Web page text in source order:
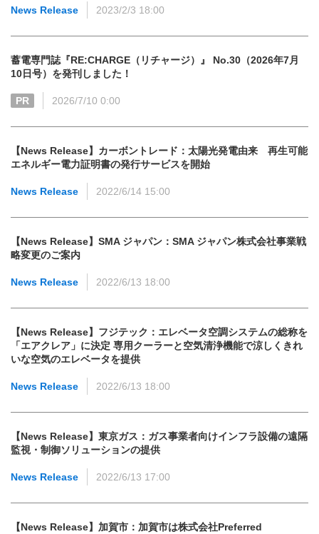
News Release 2023/2/3 18:00
蓄電専門誌『RE:CHARGE（リチャージ）』 No.30（2026年7月
10日号）を発刊しました！
PR 2026/7/10 0:00
【News Release】カーボントレード：太陽光発電由来 再生可能
エネルギー電力証明書の発行サービスを開始
News Release 2022/6/14 15:00
【News Release】SMA ジャパン：SMA ジャパン株式会社事業戦
略変更のご案内
News Release 2022/6/13 18:00
【News Release】フジテック：エレベータ空調システムの総称を
「エアクレア」に決定 専用クーラーと空気清浄機能で涼しくきれ
いな空気のエレベータを提供
News Release 2022/6/13 18:00
【News Release】東京ガス：ガス事業者向けインフラ設備の遠隔
監視・制御ソリューションの提供
News Release 2022/6/13 17:00
【News Release】加賀市：加賀市は株式会社Preferred